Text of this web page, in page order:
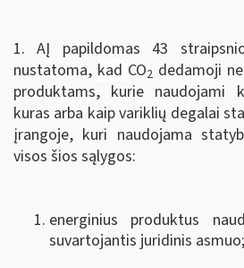
1. AĮ papildomas 43
nustatoma, kad CO2 dedamoji
produktams, kurie naudojami
kuras arba kaip variklių degalai
įrangoje, kuri naudojama
visos šios sąlygos:
energinius produktus
suvartojantis juridinis asmuo;